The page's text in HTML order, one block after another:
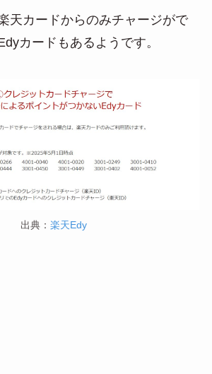
天カードからのみチャージがで
カードもあるようです。
出典： 楽天Edy